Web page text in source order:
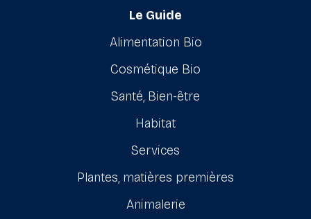
Le Guide
Alimentation Bio
Cosmétique Bio
Santé, Bien-être
Habitat
Services
Plantes, matières premières
Animalerie